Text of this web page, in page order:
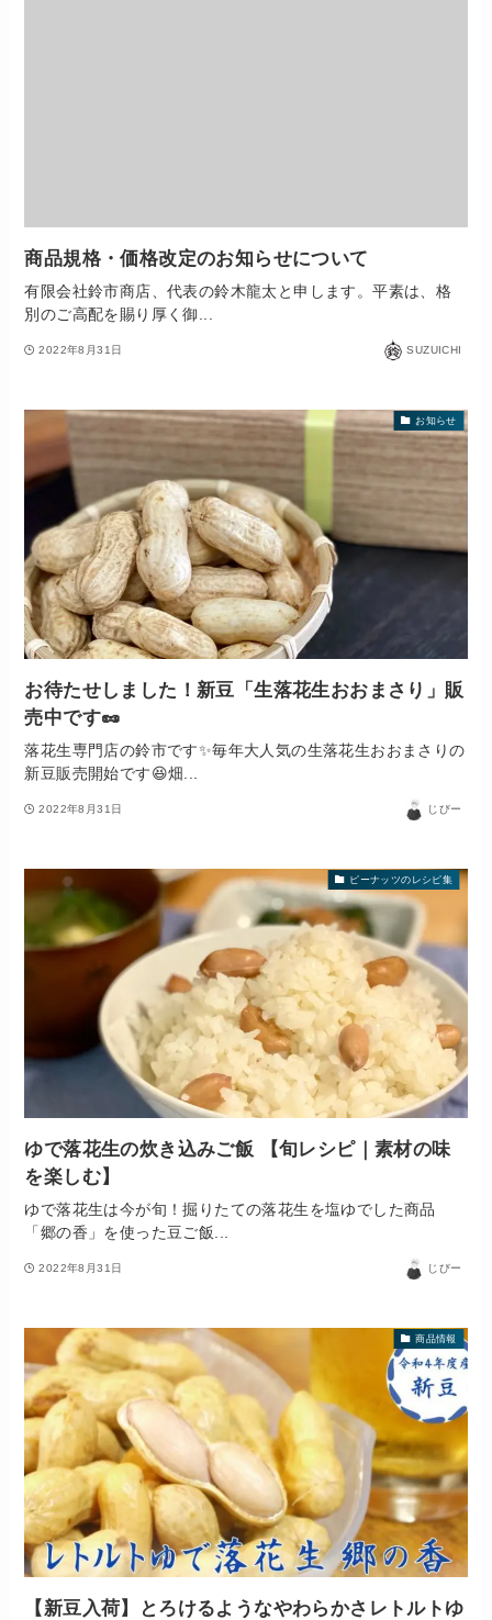
商品規格・価格改定のお知らせについて
有限会社鈴市商店、代表の鈴木龍太と申します。平素は、格
別のご高配を賜り厚く御...
2022年8月31日 SUZUICHI
お知らせ
お待たせしました！新豆「生落花生おおまさり」販
売中です🥜
落花生専門店の鈴市です✨毎年大人気の生落花生おおまさりの
新豆販売開始です😆畑...
2022年8月31日 じびー
ピーナッツのレシピ集
ゆで落花生の炊き込みご飯 【旬レシピ｜素材の味
を楽しむ】
ゆで落花生は今が旬！掘りたての落花生を塩ゆでした商品
「郷の香」を使った豆ご飯...
2022年8月31日 じびー
商品情報
【新豆入荷】とろけるようなやわらかさレトルトゆ